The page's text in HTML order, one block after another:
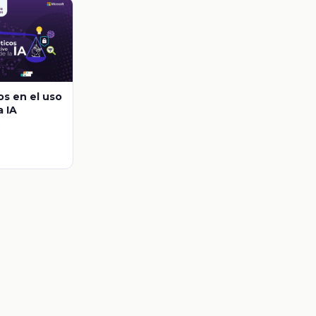
en el uso
IA